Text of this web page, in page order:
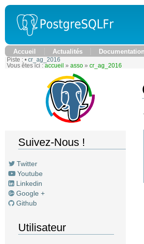
Accueil Actualités Documentation
Piste : • cr_ag_2016
Vous êtes ici : accueil » asso » cr_ag_2016
Suivez-Nous !
Twitter
Youtube
Linkedin
Google +
Github
Utilisateur